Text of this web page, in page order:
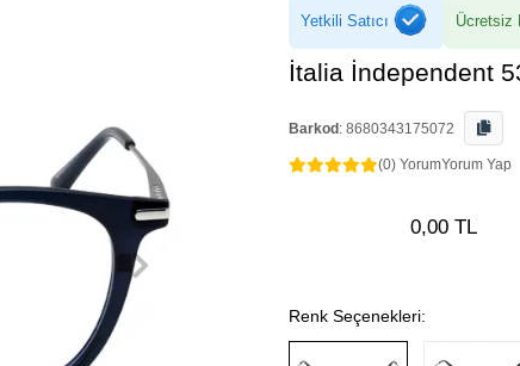
Yetkili Satıcı Ücretsiz
İtalia İndependent
Barkod : 8680343175072
(0) YorumYorum Yap
0,00 TL
Renk Seçenekleri: